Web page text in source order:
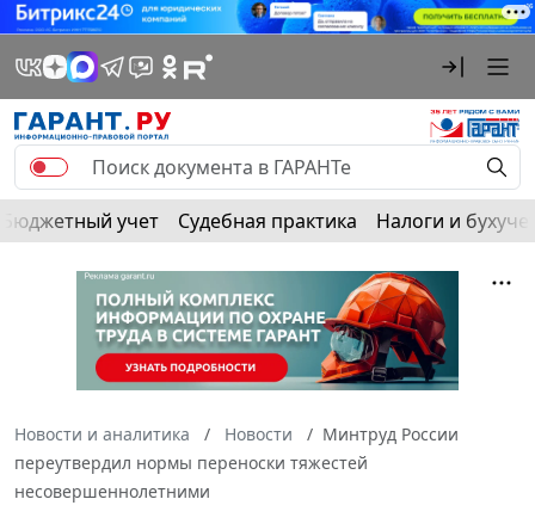
Бюджетный учет Судебная практика Налоги и
Новости и аналитика Новости
Минтруд России
переутвердил нормы переноски тяжестей
несовершеннолетними